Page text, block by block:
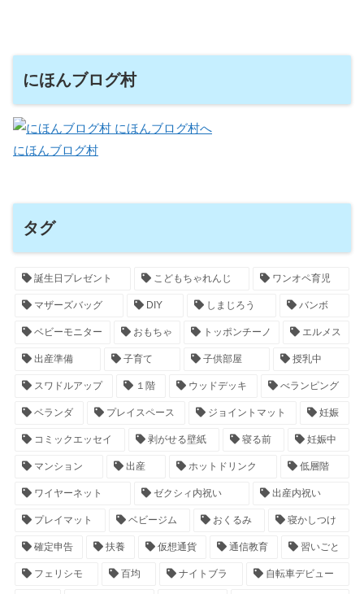
にほんブログ村
にほんブログ村
タグ
誕生日プレゼント こどもちゃれんじ ワンオペ育児
マザーズバッグ DIY しまじろう バンボ
ベビーモニター おもちゃ トッポンチーノ エルメス
出産準備 子育て 子供部屋 授乳中
スワドルアップ １階 ウッドデッキ べランピング
ベランダ プレイスペース ジョイントマット 妊娠
コミックエッセイ 剥がせる壁紙 寝る前 妊娠中
マンション 出産 ホットドリンク 低層階
ワイヤーネット ゼクシィ内祝い 出産内祝い
プレイマット ベビージム おくるみ 寝かしつけ
確定申告 扶養 仮想通貨 通信教育 習いごと
フェリシモ 百均 ナイトブラ 自転車デビュー